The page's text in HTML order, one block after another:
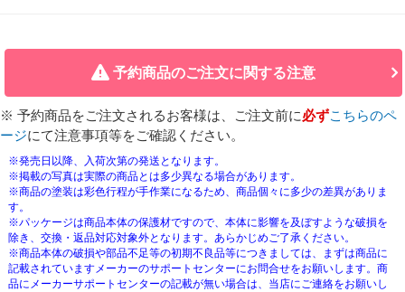
予約商品のご注文に関する注意
※ 予約商品をご注文されるお客様は、ご注文前に必ずこちらのペ
ージにて注意事項等をご確認ください。
※発売日以降、入荷次第の発送となります。
※掲載の写真は実際の商品とは多少異なる場合があります。
※商品の塗装は彩色行程が手作業になるため、商品個々に多少の差異がありま
す。
※パッケージは商品本体の保護材ですので、本体に影響を及ぼすような破損を
除き、交換・返品対応対象外となります。あらかじめご了承ください。
※商品本体の破損や部品不足等の初期不良品等につきましては、まずは商品に
記載されていますメーカーのサポートセンターにお問合せをお願いします。商
品にメーカーサポートセンターの記載が無い場合は、当店にご連絡をお願いし